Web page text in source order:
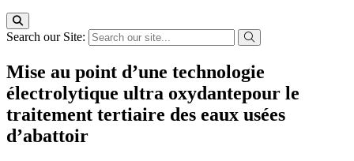
Search our Site:
Mise au point d’une technologie
électrolytique ultra oxydantepour le
traitement tertiaire des eaux usées
d’abattoir